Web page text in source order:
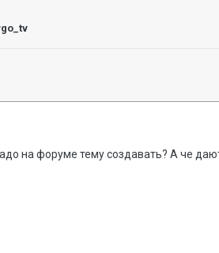
на форуме тему создавать? А че